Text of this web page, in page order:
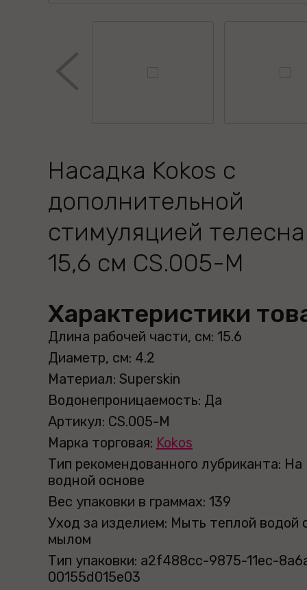
Насадка Kokos с
дополнительной
стимуляцией
15,6 см CS.005-M
Характеристики
Длина рабочей части, см: 15.6
Диаметр, см: 4.2
Материал: Superskin
Водонепроницаемость: Да
Артикул: CS.005-M
Марка торговая: Kokos
Тип рекомендованного лубриканта: На
водной основе
Вес упаковки в граммах: 139
Уход за изделием: Мыть теплой водой
мылом
Тип упаковки: a2f488cc-9875-11ec-
00155d015e03